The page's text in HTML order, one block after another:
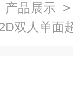
产品展示
双人单面